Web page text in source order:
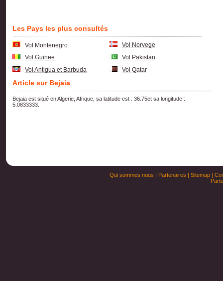
Les Pays les plus consultés
Vol Montenegro
Vol Norvege
Vol Guinee
Vol Pakistan
Vol Antigua et Barbuda
Vol Qatar
Article sur Bejaia
Bejaia est situé en Algerie, Afrique, sa latitude est : 36.75et sa longitude :
5.0833333.
Qui sommes nous | Partenaires | Sitemap|